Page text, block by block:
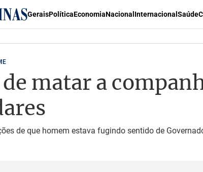
GeraisPolíticaEconomiaNacional Internacional Saúde
matar a
de que homem estava fugindo sentido de